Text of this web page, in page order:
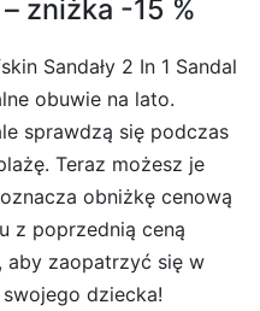
zniżka -15 %
Sandały 2 In 1 Sandal
obuwie na lato.
sprawdzą się podczas
Teraz możesz je
obniżkę cenową
z poprzednią ceną
aby zaopatrzyć się w
dziecka!